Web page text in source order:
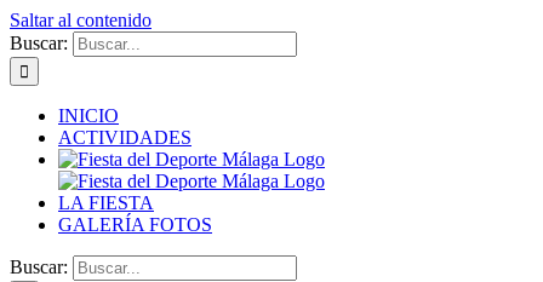
Saltar al contenido
Buscar:
INICIO
ACTIVIDADES
LA FIESTA
GALERÍA FOTOS
Buscar: